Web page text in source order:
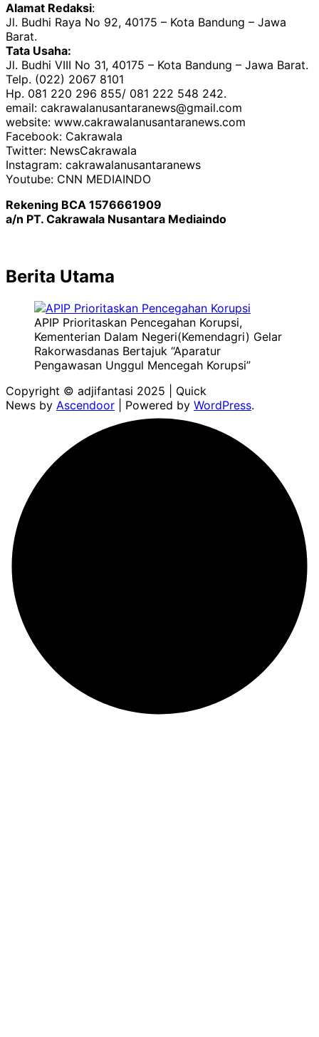
Alamat Redaksi:
Jl. Budhi Raya No 92, 40175 – Kota Bandung – Jawa
Barat.
Tata Usaha:
Jl. Budhi VIII No 31, 40175 – Kota Bandung – Jawa Barat.
Telp. (022) 2067 8101
Hp. 081 220 296 855/ 081 222 548 242.
email: cakrawalanusantaranews@gmail.com
website: www.cakrawalanusantaranews.com
Facebook: Cakrawala
Twitter: NewsCakrawala
Instagram: cakrawalanusantaranews
Youtube: CNN MEDIAINDO
Rekening BCA 1576661909
a/n PT. Cakrawala Nusantara Mediaindo
Berita Utama
APIP Prioritaskan Pencegahan Korupsi,
Kementerian Dalam Negeri(Kemendagri) Gelar
Rakorwasdanas Bertajuk “Aparatur
Pengawasan Unggul Mencegah Korupsi”
Copyright © adjifantasi 2025 | Quick
News by Ascendoor | Powered by WordPress.